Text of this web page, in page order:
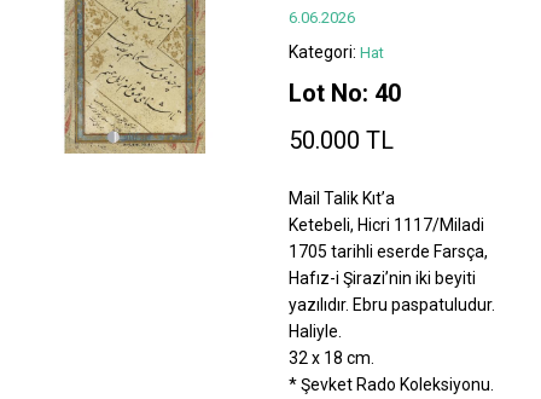
6.06.2026
Kategori: Hat
Lot No: 40
50.000 TL
Mail Talik Kıt’a
Ketebeli, Hicri 1117/Miladi
1705 tarihli eserde Farsça,
Hafız-i Şirazi’nin iki beyiti
yazılıdır. Ebru paspatuludur.
Haliyle.
32 x 18 cm.
* Şevket Rado Koleksiyonu.